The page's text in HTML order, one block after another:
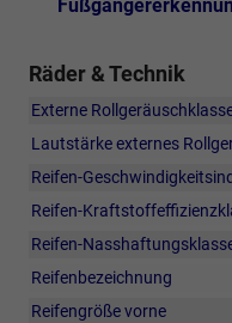
Räder & Technik
Externe
Lautstärke externes
Reifen-
Reifen-
Reifen-
Reifenbezeichnung
Reifengröße vorne